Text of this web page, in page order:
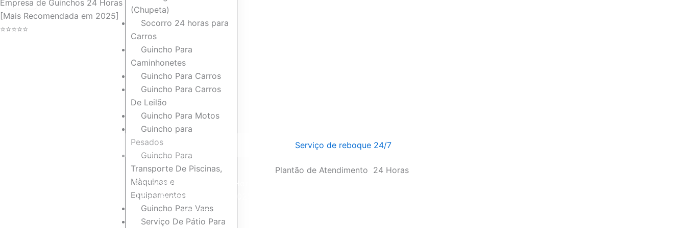
(Chupeta)
Socorro 24 horas para
Carros
Guincho Para
Caminhonetes
Guincho Para Carros
Guincho Para Carros
De Leilão
Guincho Para Motos
Guincho para
Pesados
Guincho Para
Transporte De Piscinas,
Màquinas e
Equipamentos
Guincho Para Vans
Serviço De Pátio Para
Empresa de Guinchos 24 Horas
[Mais Recomendada em 2025]
⭐⭐⭐⭐⭐
Serviço de reboque 24/7
Plantão de Atendimento 24 Horas
Empresa de Guinchos 24 Horas
[Mais Recomendada em 2025]
⭐⭐ ⭐⭐⭐